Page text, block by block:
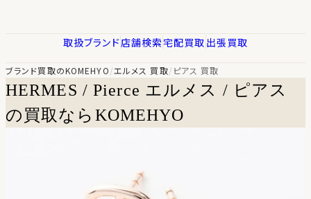
取扱ブランド店舗検索宅配買取 出張買取
ブランド買取のKOMEHYO/エルメス 買取/ ピアス 買取
HERMES / Pierce エルメス / ピアス
の買取ならKOMEHYO